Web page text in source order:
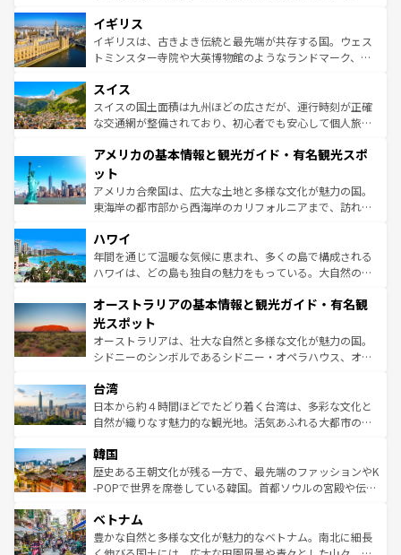
香り高いラベンダー畑など、多彩な楽しみ方が可能だ。さ
らに、パリ以外の地域にも魅力が溢れており、どの街角に
も豊かな歴史と文化が息づいている。パリ以外の個性あふ
を参照してほしい。
顔を持つこの国は、どこを歩いても飽きることがない。ベ
ルリンの文化的活気、バイエルン州のアルプスの絶景、そ
してライン川沿いのワイン畑といった風景は必見。ビール
は、お酒好きな人にはぜひ体験してほしい。 なお、新着の
ドイツ情報はコンテンツ一覧を参照してほしい。
イギリス
イギリスは、古きよき伝統と最先端が共存する国。ウェス
トミンスター寺院や大英博物館のようなランドマーク、歴
リアごとに異なる魅力がある。また、優雅なアフタヌーン
ティー、ビール好きにはたまらない英国パブ、サッカー観
戦など、本場だからこそできる体験も豊富。イギリスを旅
ンツ一覧を参照してほしい。
スイス
スイスの国土面積は九州ほどの広さだが、運行時刻が正確
な交通網が整備されており、初心者でも安心して個人旅行
の建物がそのまま残る町や、スイスならではのユニークな
博物館もあり、アルプス観光だけでなく町歩きも満喫する
ことができる。国民の所得が高いため物価も高いが、旅行
者向けの交通パス提供のサービスもあり、うまく活用すれ
着のスイス情報は
アメリカの基本情報と観光ガイド・有名観光スポ
ット
アメリカ合衆国は、広大な土地と多様な文化が魅力の国。
東海岸の都市部から西海岸のカリフォルニアまで、訪れる
のような巨大都市は、観光、ショッピング、エンターテイ
ンメントが詰まった刺激的なスポットだ。一方、アメリカ
西部には大自然が広がり、グランドキャニオンやイエロー
部のニューオーリンズでは、音楽と美食が融合した独特の
文化が魅力。旅行者はアメリカの各地域で異なる魅力を楽
しみながら、その多様性と豊かな歴史を感じることができ
るだろう。車でのロードトリップや列車の旅も、アメリカ
情報は
ハワイ
年間を通じて温暖な気候に恵まれ、多くの島で構成される
ハワイは、どの島も独自の魅力をもっている。大自然の神
ワイ島は見逃せない。また、定番の観光地といえばオアフ
島だが、静かな自然を求めるならマウイ島やカウアイ島が
おすすめ。エメラルドグリーンに輝く海をはじめ、豊かな
文化や歴史が息づいている。「アロハスピリット」と呼ば
人々、おいしいローカルフードやハワイアンミュージッ
ク、伝統的なフラダンスなど、すべてがハワイの魅力を彩
っている。訪れるたびに新しい発見と感動が待っているハ
はコンテンツ一覧
オーストラリアの基本情報と観光ガイド・有名観
光スポット
オーストラリアは、壮大な自然と多様な文化が魅力の国。
シドニーのシンボルであるシドニー・オペラハウス、オー
リアリーフや大陸中央部にそびえるウルル（エアーズロッ
ク）、タスマニアの美しい原生林やケアンズの熱帯雨林な
ど、見どころがたくさん。また、カフェやワイン、オージ
いる。アクティビティも充実しており、サーフィンやダイ
ビング、ハイキングなど、アウトドア好きにはたまらな
い。オーストラリアの多彩な魅力を存分に味わいつくそ
参照してほしい。
台湾
日本から約４時間ほどでたどり着く台湾は、多彩な文化と
自然が織りなす魅力的な観光地。活気あふれる大都市の台
ン）、静ひつな山岳地帯である台湾東部など、都市の喧騒
と山間の静けさが共存しており、訪れる人に新しい発見と
驚きをもたらしてくれる。また、奥深い台湾の食文化も魅
容にもいいと評判のスイーツなど、バラエティ豊かな料理
が味わえる。 なお、新着の台湾情報は コンテンツ一覧を参
照してほしい。
韓国
歴史ある王朝文化が残る一方で、最先端のファッションやK
-POPで世界を席巻している韓国。首都ソウルの宮殿や伝統
き、地方に足を延ばせば四季折々の自然美を楽しむことが
できる。そして、キムチや焼肉、絶品のストリートフード
まで、さまざまな韓国料理が待っている。夜には、韓国な
ベトナム
豊かな自然と多様な文化が魅力的なベトナム。南北に細長